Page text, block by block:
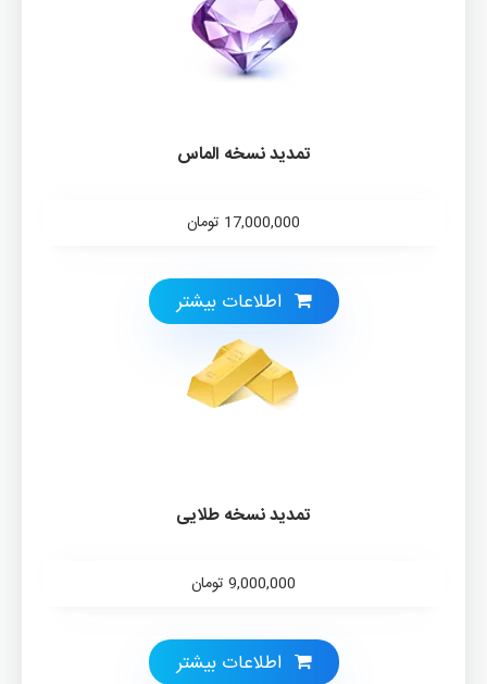
تمدید نسخه الماس
17,000,000 تومان
اطلاعات بيشتر
تمدید نسخه طلایی
9,000,000 تومان
اطلاعات بيشتر